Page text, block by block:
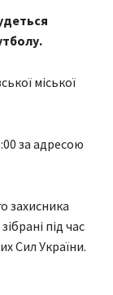
міської
за адресою
захисника
під час
Сил України.